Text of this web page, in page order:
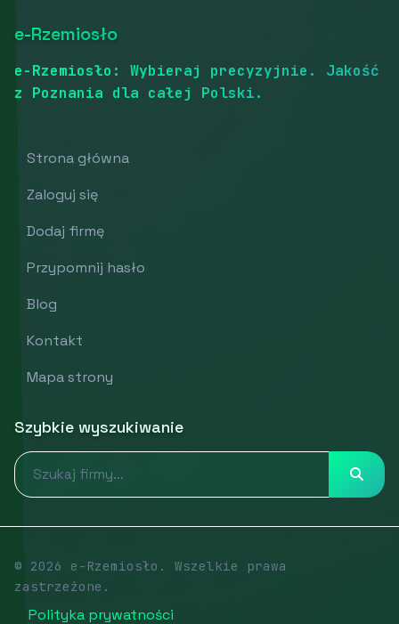
e-Rzemiosło
e-Rzemiosło: Wybieraj precyzyjnie. Jakość
z Poznania dla całej Polski.
Strona główna
Zaloguj się
Dodaj firmę
Przypomnij hasło
Blog
Kontakt
Mapa strony
Szybkie wyszukiwanie
© 2026 e-Rzemiosło. Wszelkie prawa
zastrzeżone.
Polityka prywatności